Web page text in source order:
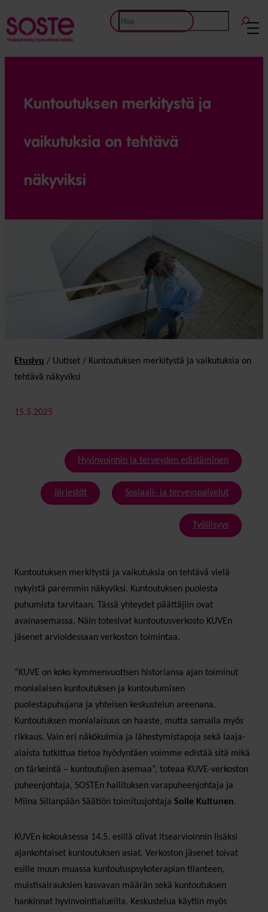
Etsi
Kuntoutuksen merkitystä ja
vaikutuksia on tehtävä
näkyviksi
Etusivu / Uutiset / Kuntoutuksen merkitystä ja vaikutuksia on
tehtävä näkyviksi
15.5.2025
Hyvinvoinnin ja terveyden edistäminen
Järjestöt Sosiaali- ja terveyspalvelut
Työllisyys
Kuntoutuksen merkitystä ja vaikutuksia on tehtävä vielä
nykyistä paremmin näkyviksi. Kuntoutuksen puolesta
puhumista tarvitaan. Tässä yhteydet päättäjiin ovat
avainasemassa. Näin totesivat kuntoutusverkosto KUVEn
jäsenet arvioidessaan verkoston toimintaa.
”KUVE on koko kymmenvuotisen historiansa ajan toiminut
monialaisen kuntoutuksen ja kuntoutumisen
puolestapuhujana ja yhteisen keskustelun areenana.
Kuntoutuksen monialaisuus on haaste, mutta samalla myös
rikkaus. Vain eri näkökulmia ja lähestymistapoja sekä laaja-
alaista tutkittua tietoa hyödyntäen voimme edistää sitä mikä
on tärkeintä – kuntoutujien asemaa”, toteaa KUVE-verkoston
puheenjohtaja, SOSTEn hallituksen varapuheenjohtaja ja
Miina Sillanpään Säätiön toimitusjohtaja Soile Kuitunen.
KUVEn kokouksessa 14.5. esillä olivat itsearvioinnin lisäksi
ajankohtaiset kuntoutuksen asiat. Verkoston jäsenet toivat
esille muun muassa kuntoutuspsykoterapian tilanteen,
muistisairauksien kasvavan määrän sekä kuntoutuksen
hankinnat hyvinvointialueilla. Keskustelua käytiin myös